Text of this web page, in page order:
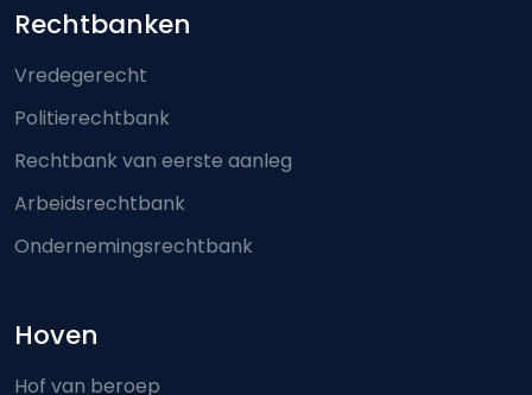
Footer-menu
Rechtbanken
Vredegerecht
Politierechtbank
Rechtbank van eerste aanleg
Arbeidsrechtbank
Ondernemingsrechtbank
Hoven
Hof van beroep